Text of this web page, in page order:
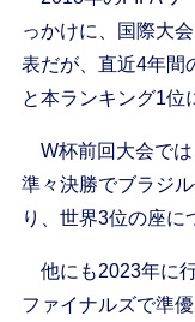
っかけに、国際大
表だが、直近4年間
と本ランキング1位
W杯前回大会では
準々決勝でブラジ
り、世界3位の座に
他にも2023年に
ファイナルズで準